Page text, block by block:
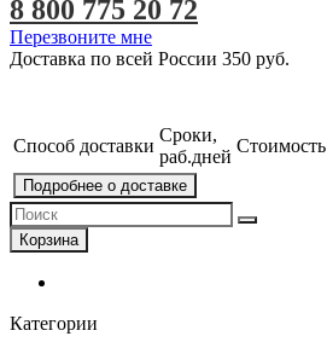
8 800 775 20 72
Перезвоните мне
Доставка по всей России 350 руб.
Способ доставки
Сроки,
раб.дней
Стоимость
Подробнее о доставке
Корзина
Категории